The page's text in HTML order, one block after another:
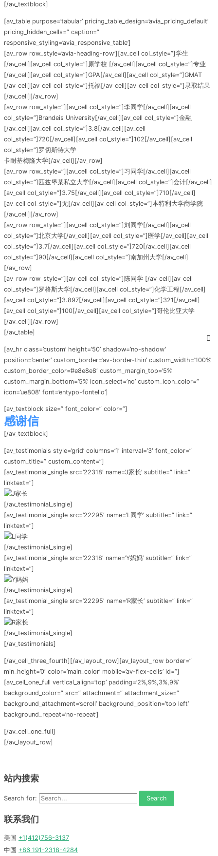
[/av_textblock]
[av_table purpose=’tabular’ pricing_table_design=’avia_pricing_default’
pricing_hidden_cells=” caption=”
responsive_styling=’avia_responsive_table’]
[av_row row_style=’avia-heading-row’][av_cell col_style=”]学生
[/av_cell][av_cell col_style=”]原学校 [/av_cell][av_cell col_style=”]专业
[/av_cell][av_cell col_style=”]GPA[/av_cell][av_cell col_style=”]GMAT
[/av_cell][av_cell col_style=”]托福[/av_cell][av_cell col_style=”]录取结果
[/av_cell][/av_row]
[av_row row_style=”][av_cell col_style=”]李同学[/av_cell][av_cell
col_style=”]Brandeis University[/av_cell][av_cell col_style=”]金融
[/av_cell][av_cell col_style=”]3.8[/av_cell][av_cell
col_style=”]720[/av_cell][av_cell col_style=”]102[/av_cell][av_cell
col_style=”]罗切斯特大学
卡耐基梅隆大学[/av_cell][/av_row]
[av_row row_style=”][av_cell col_style=”]习同学[/av_cell][av_cell
col_style=”]匹兹堡某私立大学[/av_cell][av_cell col_style=”]会计[/av_cell]
[av_cell col_style=”]3.75[/av_cell][av_cell col_style=”]710[/av_cell]
[av_cell col_style=”]无[/av_cell][av_cell col_style=”]本特利大学商学院
[/av_cell][/av_row]
[av_row row_style=”][av_cell col_style=”]刘同学[/av_cell][av_cell
col_style=”]北京大学[/av_cell][av_cell col_style=”]医学[/av_cell][av_cell
col_style=”]3.7[/av_cell][av_cell col_style=”]720[/av_cell][av_cell
col_style=”]90[/av_cell][av_cell col_style=”]南加州大学[/av_cell]
[/av_row]
[av_row row_style=”][av_cell col_style=”]陈同学 [/av_cell][av_cell
col_style=”]罗格斯大学[/av_cell][av_cell col_style=”]化学工程[/av_cell]
[av_cell col_style=”]3.897[/av_cell][av_cell col_style=”]321[/av_cell]
[av_cell col_style=”]100[/av_cell][av_cell col_style=”]哥伦比亚大学
[/av_cell][/av_row]
[/av_table]
[av_hr class=’custom’ height=’50’ shadow=’no-shadow’
position=’center’ custom_border=’av-border-thin’ custom_width=’100%’
custom_border_color=’#e8e8e8′ custom_margin_top=’5%’
custom_margin_bottom=’5%’ icon_select=’no’ custom_icon_color=”
icon=’ue808′ font=’entypo-fontello’]
[av_textblock size=” font_color=” color=”]
感谢信
[/av_textblock]
[av_testimonials style=’grid’ columns=’1′ interval=’3′ font_color=”
custom_title=” custom_content=”]
[av_testimonial_single src=’22318′ name=’J家长’ subtitle=” link=”
linktext=”]
[/av_testimonial_single]
[av_testimonial_single src=’22295′ name=’L同学’ subtitle=” link=”
linktext=”]
[/av_testimonial_single]
[av_testimonial_single src=’22318′ name=’Y妈妈’ subtitle=” link=”
linktext=”]
[/av_testimonial_single]
[av_testimonial_single src=’22295′ name=’R家长’ subtitle=” link=”
linktext=”]
[/av_testimonial_single]
[/av_testimonials]
[/av_cell_three_fourth][/av_layout_row][av_layout_row border=”
min_height=’0′ color=’main_color’ mobile=’av-flex-cells’ id=”]
[av_cell_one_full vertical_align=’top’ padding=’2%,9%,3%,9%’
background_color=” src=” attachment=” attachment_size=”
background_attachment=’scroll’ background_position=’top left’
background_repeat=’no-repeat’]
[/av_cell_one_full]
[/av_layout_row]
站内搜索
Search for:
联系我们
美国 +1(412)756-3137
中国 +86 191-2318-4284